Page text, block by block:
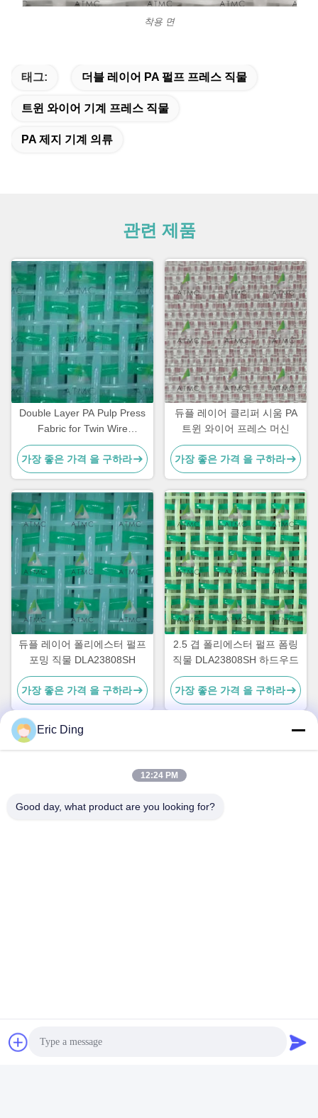
착용 면
태그: 더블 레이어 PA 펄프 프레스 직물
트윈 와이어 기계 프레스 직물
PA 제지 기계 의류
관련 제품
Double Layer PA Pulp Press
Fabric for Twin Wire
Machines
가장 좋은 가격 을 구하라
듀플 레이어 클리퍼 시움 PA
트윈 와이어 프레스 머신
가장 좋은 가격 을 구하라
듀플 레이어 폴리에스터 펄프
포밍 직물 DLA23808SH
가장 좋은 가격 을 구하라
2.5 겹 폴리에스터 펄프 폼링
직물 DLA23808SH 하드우드
가장 좋은 가격 을 구하라
Eric Ding
12:24 PM
Good day, what product are you looking for?